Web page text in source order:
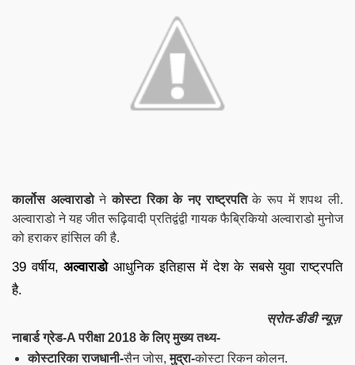
कार्लोस अल्वाराडोनेकोस्टा रिका के नए राष्ट्रपतिके रूप में शपथ ली.
अल्वाराडो ने यह जीत रूढ़िवादी प्रतिद्वंद्वी गायक फैब्रिकियो अल्वाराडो मुनोज
को हराकर हांसिल की है.
39 वर्षीय,अल्वाराडोआधुनिक इतिहास में देश के सबसे युवा राष्ट्रपति
है.
स्रोत-डीडी न्यूज़
नाबार्ड ग्रेड-A परीक्षा 2018 के लिए मुख्य तथ्य-
कोस्टारिका राजधानी-सैन जोस,मुद्रा-कोस्टा रिकन कोलन.